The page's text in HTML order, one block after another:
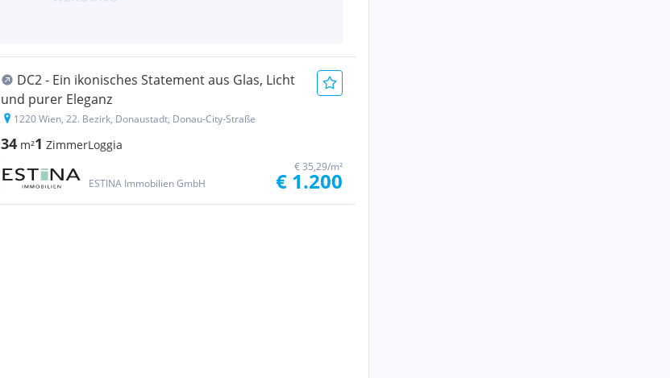
DC2 - Ein ikonisches Statement aus Glas, Licht
und purer Eleganz
1220 Wien, 22. Bezirk, Donaustadt, Donau-City-Straße
34 m²1 ZimmerLoggia
ESTINA Immobilien GmbH
€ 35,29/m²
€ 1.200